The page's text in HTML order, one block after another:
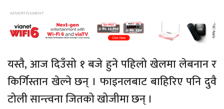
यस्तै, आज दिउँसो १ बजे हुने पहिलो खेलमा लेबनान र
किर्गिस्तान खेल्ने छन् । फाइनलबाट बाहिरिए पनि दुवै
टोली सान्त्वना जितको खोजीमा छन् ।